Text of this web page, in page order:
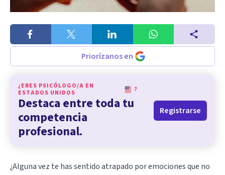
Priorízanos en
¿ERES PSICÓLOGO/A EN
ESTADOS UNIDOS
?
Destaca entre toda tu
competencia
profesional.
Registrarse
¿Alguna vez te has sentido atrapado por emociones que no